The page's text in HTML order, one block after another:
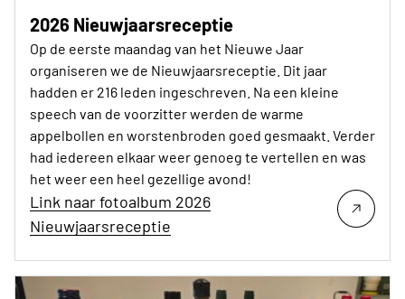
2026 Nieuwjaarsreceptie
Op de eerste maandag van het Nieuwe Jaar
organiseren we de Nieuwjaarsreceptie. Dit jaar
hadden er 216 leden ingeschreven. Na een kleine
speech van de voorzitter werden de warme
appelbollen en worstenbroden goed gesmaakt. Verder
had iedereen elkaar weer genoeg te vertellen en was
het weer een heel gezellige avond!
Link naar fotoalbum 2026
Nieuwjaarsreceptie